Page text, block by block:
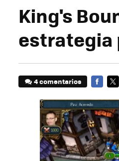
King's
estrategia
4 comentarios